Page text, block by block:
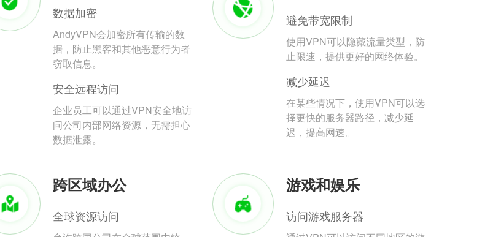
数据加密
AndyVPN会加密所有传输的数
据，防止黑客和其他恶意行为者
窃取信息。
安全远程访问
企业员工可以通过VPN安全地访
问公司内部网络资源，无需担心
数据泄露。
避免带宽限制
使用VPN可以隐藏流量类型，防
止限速，提供更好的网络体验。
减少延迟
在某些情况下，使用VPN可以选
择更快的服务器路径，减少延
迟，提高网速。
跨区域办公
全球资源访问
游戏和娱乐
访问游戏服务器